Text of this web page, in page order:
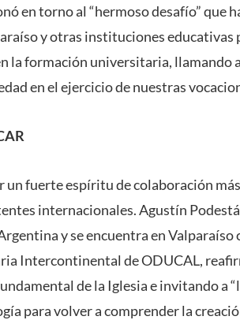
en torno al “hermoso desafío” que
y otras instituciones educativas
la formación universitaria, llamando
en el ejercicio de nuestras
un fuerte espíritu de colaboración
internacionales. Agustín
y se encuentra en
Intercontinental de ODUCAL,
de la Iglesia e invitando a
para volver a comprender la